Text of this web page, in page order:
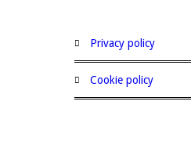
privacy policy
cookie policy